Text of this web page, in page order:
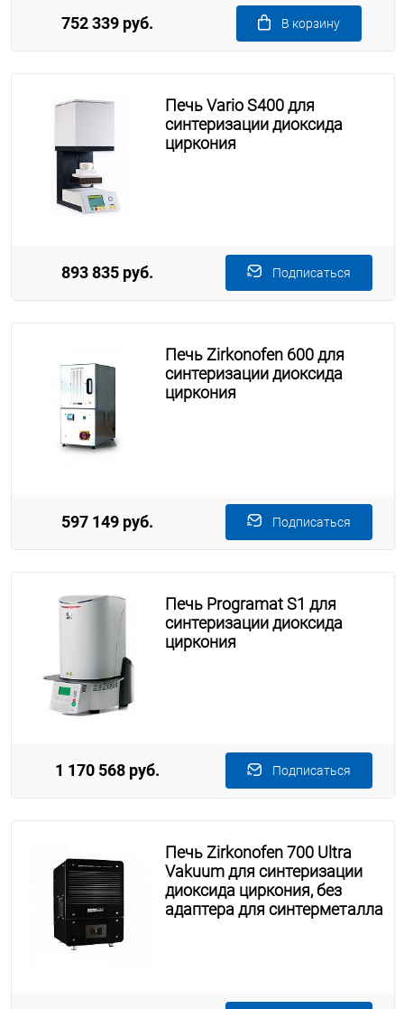
752 339 руб. В корзину
Печь Vario S400 для
синтеризации диоксида
циркония
893 835 руб. Подписаться
Печь Zirkonofen 600 для
синтеризации диоксида
циркония
597 149 руб. Подписаться
Печь Programat S1 для
синтеризации диоксида
циркония
1 170 568 руб. Подписаться
Печь Zirkonofen 700 Ultra
Vakuum для синтеризации
диоксида циркония, без
адаптера для синтерметалла